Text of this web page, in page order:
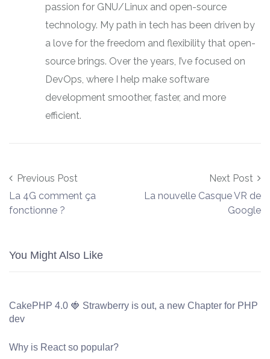
passion for GNU/Linux and open-source
technology. My path in tech has been driven by
a love for the freedom and flexibility that open-
source brings. Over the years, I’ve focused on
DevOps, where I help make software
development smoother, faster, and more
efficient.
Post navigation
Previous Post
La 4G comment ça
fonctionne ?
Next Post
La nouvelle Casque VR de
Google
You Might Also Like
CakePHP 4.0 🍓 Strawberry is out, a new Chapter for PHP
dev
Why is React so popular?